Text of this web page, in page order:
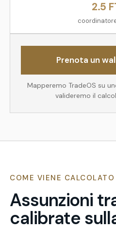
2.5
Prenota un
Mapperemo TradeOS su
valideremo il
COME VIENE CALCOLATO
Assunzioni
calibrate